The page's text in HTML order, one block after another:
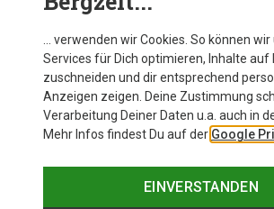
… verwenden wir Cookies. So können wir
Services für Dich optimieren, Inhalte auf
zuschneiden und dir entsprechend
Anzeigen zeigen. Deine Zustimmung
Verarbeitung Deiner Daten u.a. auch in
Mehr Infos findest Du auf der Google
EINVERSTANDEN